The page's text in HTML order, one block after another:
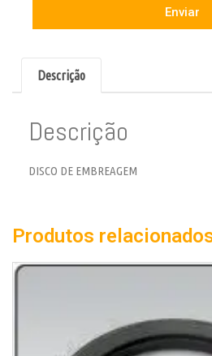
Enviar
Descrição
Descrição
DISCO DE EMBREAGEM
Produtos